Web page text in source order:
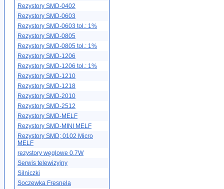
Rezystory SMD-0402
Rezystory SMD-0603
Rezystory SMD-0603 tol.: 1%
Rezystory SMD-0805
Rezystory SMD-0805 tol.: 1%
Rezystory SMD-1206
Rezystory SMD-1206 tol.: 1%
Rezystory SMD-1210
Rezystory SMD-1218
Rezystory SMD-2010
Rezystory SMD-2512
Rezystory SMD-MELF
Rezystory SMD-MINI MELF
Rezystory SMD; 0102 Micro
MELF
rezystory węglowe 0.7W
Serwis telewizyjny
Silniczki
Soczewka Fresnela